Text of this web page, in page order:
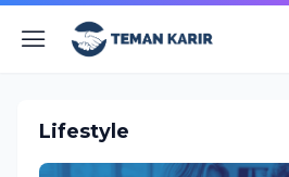
Lifestyle